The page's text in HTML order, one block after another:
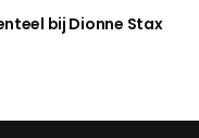
bij Dionne Stax